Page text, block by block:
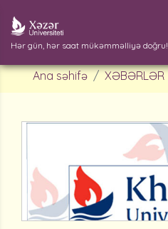
Hər gün, hər saat mükəmməlliyə doğru!
Ana səhifə XƏBƏRLƏR